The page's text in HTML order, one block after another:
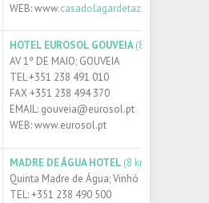
WEB: www.casadolagardetazem.pt
HOTEL EUROSOL GOUVEIA(8 km)
AV 1º DE MAIO; GOUVEIA
TEL +351 238 491 010
FAX +351 238 494 370
EMAIL: gouveia@eurosol.pt
WEB: www.eurosol.pt
MADRE DE ÁGUA HOTEL (8 km)
Quinta Madre de Água; Vinhó (Gouveia)
TEL: +351 238 490 500